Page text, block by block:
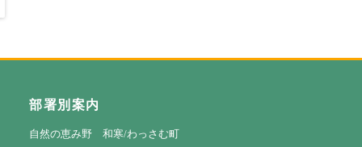
部署別案内
自然の恵み野 和寒/わっさむ町